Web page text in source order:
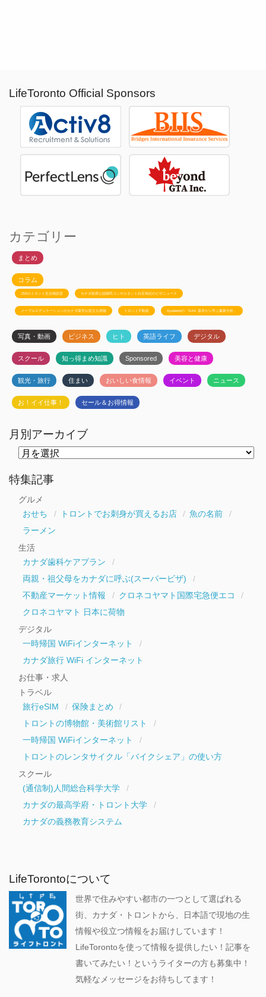
LifeToronto Official Sponsors
カテゴリー
まとめ
コラム
JSSのトロント生活相談室 カナダ政府公認移民コンサルタント白石有紀のビザニュース
メープルエデュケーションのカナダ留学お役立ち情報 トロント不動産 Ayudanteの「GA4: 基本から学ぶ最新分析」
写真・動画 ビジネス ヒト 英語ライフ デジタル
スクール 知っ得まめ知識 Sponsored 美容と健康
観光・旅行 住まい おいしい食情報 イベント ニュース
お！イイ仕事！ セール＆お得情報
月別アーカイブ
ー
カ
特集記事
グルメ
おせち
トロントでお刺身が買えるお店
魚の名前
ラーメン
生活
カナダ歯科ケアプラン
両親・祖父母をカナダに呼ぶ(スーパービザ)
不動産マーケット情報
クロネコヤマト国際宅急便エコ
クロネコヤマト 日本に荷物
デジタル
一時帰国 WiFiインターネット
カナダ旅行 WiFi インターネット
お仕事・求人
トラベル
旅行eSIM
保険まとめ
トロントの博物館・美術館リスト
一時帰国 WiFiインターネット
トロントのレンタサイクル「バイクシェア」の使い方
スクール
(通信制)人間総合科学大学
カナダの最高学府・トロント大学
カナダの義務教育システム
LifeTorontoについて
世界で住みやすい都市の一つとして選ばれる
街、カナダ・トロントから、日本語で現地の生
情報や役立つ情報をお届けしています！
LifeTorontoを使って情報を提供したい！記事を
書いてみたい！というライターの方も募集中！
気軽なメッセージをお待ちしてます！